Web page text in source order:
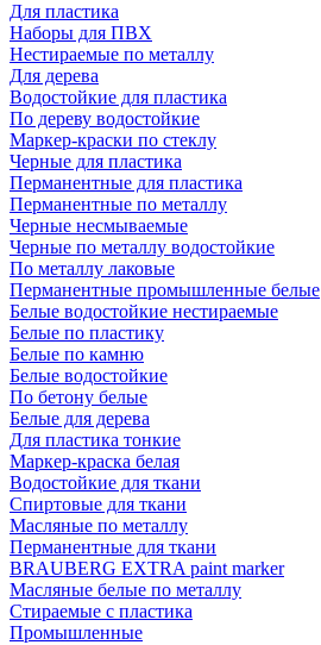
Для пластика
Наборы для ПВХ
Нестираемые по металлу
Для дерева
Водостойкие для пластика
По дереву водостойкие
Маркер-краски по стеклу
Черные для пластика
Перманентные для пластика
Перманентные по металлу
Черные несмываемые
Черные по металлу водостойкие
По металлу лаковые
Перманентные промышленные белые
Белые водостойкие нестираемые
Белые по пластику
Белые по камню
Белые водостойкие
По бетону белые
Белые для дерева
Для пластика тонкие
Маркер-краска белая
Водостойкие для ткани
Спиртовые для ткани
Масляные по металлу
Перманентные для ткани
BRAUBERG EXTRA paint marker
Масляные белые по металлу
Стираемые с пластика
Промышленные